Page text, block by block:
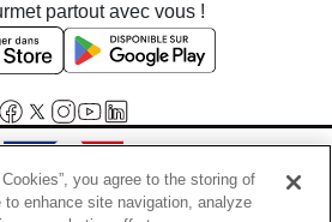
partout avec vous !
you agree to the storing of
enhance site navigation, analyze